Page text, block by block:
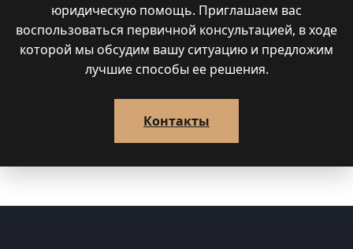
юридическую помощь. Приглашаем вас
воспользоваться первичной консультацией, в ходе
которой мы обсудим вашу ситуацию и предложим
лучшие способы ее решения.
Контакты